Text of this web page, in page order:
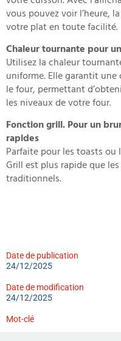
vous pouvez voir l’heure,
votre plat en toute facilité.
Chaleur tournante pour
Utilisez la chaleur
uniforme. Elle garantit
le four, permettant
les niveaux de votre four.
Fonction grill. Pour un
rapides
Parfaite pour les toasts
Grill est plus rapide que
traditionnels.
Date de publication
24/12/2025
Date de modification
24/12/2025
Mot-clé